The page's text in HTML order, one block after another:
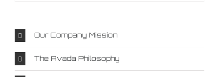
Our Company Mission
The Avada Philosophy